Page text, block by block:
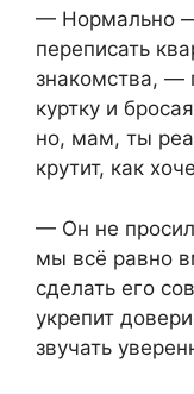
— Нормально —
переписать
знакомства, —
куртку и
но, мам, ты
крутит, как
— Он не
мы всё равно
сделать его
укрепит
звучать